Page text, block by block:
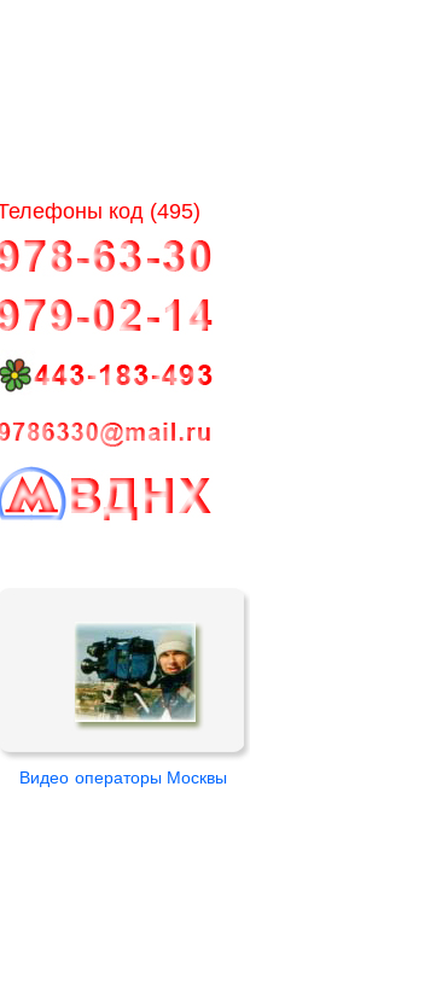
код (495)
Видео операторы Москвы